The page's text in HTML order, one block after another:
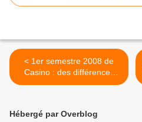
< 1er semestre 2008 de
Casino : des différences
selon les enseignes
Hébergé par Overblog